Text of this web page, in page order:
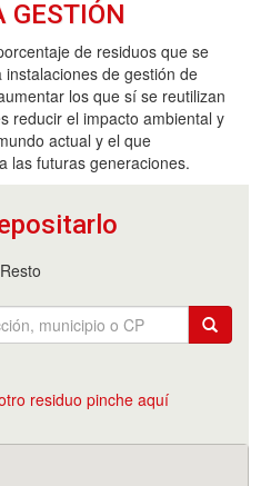
GESTIÓN
de residuos que se
instalaciones de gestión de
los que sí se reutilizan
reducir el impacto ambiental y
actual y el que
las futuras generaciones.
residuo pinche aquí